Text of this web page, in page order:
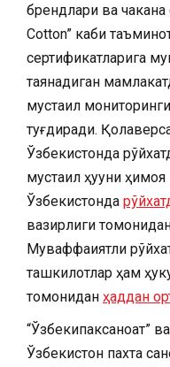
брендлари ва чакана
Cotton” каби
сертификатларига
таянадиган
мустақил
туғдиради.
Ўзбекистонда
мустақил ҳуқуқни
Ўзбекистонда
вазирлиги
Муваффақиятли
ташкилотлар ҳам
томонидан ҳаддан
“Ўзбекипаксаноат”
Ўзбекистон пахта